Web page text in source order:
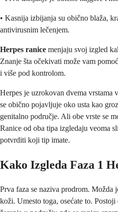
• Kasnija izbijanja su obično blaža,
antivirusnim lečenjem.
Herpes ranice menjaju svoj izgled
Znanje šta očekivati može vam
i više pod kontrolom.
Herpes je uzrokovan dvema vrstama
se obično pojavljuje oko usta kao
genitalno područje. Ali obe vrste se
Ranice od oba tipa izgledaju veoma
potvrditi koji tip imate.
Kako Izgleda Faza 1
Prva faza se naziva prodrom. Možda
koži. Umesto toga, osećate to.